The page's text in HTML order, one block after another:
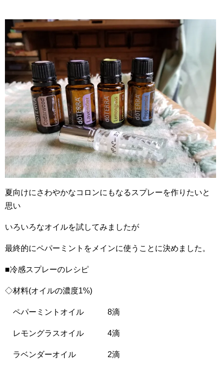
夏向けにさわやかなコロンにもなるスプレーを作りたいと
思い
いろいろなオイルを試してみましたが
最終的にペパーミントをメインに使うことに決めました。
■冷感スプレーのレシピ
◇材料(オイルの濃度1%)
ペパーミントオイル 8滴
レモングラスオイル 4滴
ラベンダーオイル 2滴